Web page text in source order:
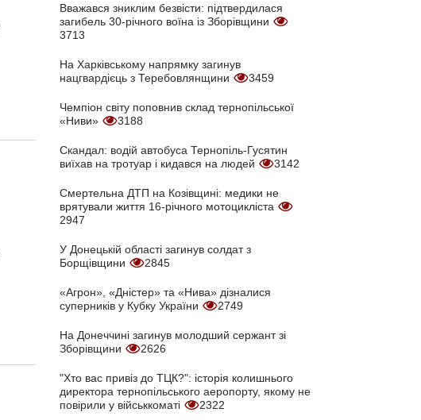
Вважався зниклим безвісти: підтвердилася
загибель 30-річного воїна із Зборівщини
3713
На Харківському напрямку загинув
нацгвардієць з Теребовлянщини
3459
Чемпіон світу поповнив склад тернопільської
«Ниви»
3188
Скандал: водій автобуса Тернопіль-Гусятин
виїхав на тротуар і кидався на людей
3142
Смертельна ДТП на Козівщині: медики не
врятували життя 16-річного мотоцикліста
2947
У Донецькій області загинув солдат з
Борщівщини
2845
«Агрон», «Дністер» та «Нива» дізналися
суперників у Кубку України
2749
На Донеччині загинув молодший сержант зі
Зборівщини
2626
"Хто вас привіз до ТЦК?": історія колишнього
директора тернопільського аеропорту, якому не
повірили у військкоматі
2322